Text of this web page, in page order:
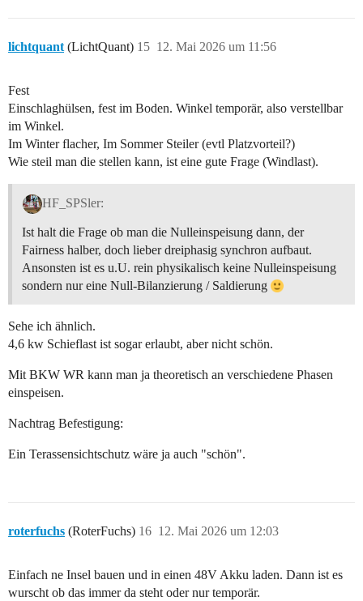
lichtquant (LichtQuant) 12. Mai 2026 um 11:56
15
Fest
Einschlaghülsen, fest im Boden. Winkel temporär, also verstellbar
im Winkel.
Im Winter flacher, Im Sommer Steiler (evtl Platzvorteil?)
Wie steil man die stellen kann, ist eine gute Frage (Windlast).
HF_SPSler:
Ist halt die Frage ob man die Nulleinspeisung dann, der
Fairness halber, doch lieber dreiphasig synchron aufbaut.
Ansonsten ist es u.U. rein physikalisch keine Nulleinspeisung
sondern nur eine Null-Bilanzierung / Saldierung
Sehe ich ähnlich.
4,6 kw Schieflast ist sogar erlaubt, aber nicht schön.
Mit BKW WR kann man ja theoretisch an verschiedene Phasen
einspeisen.
Nachtrag Befestigung:
Ein Terassensichtschutz wäre ja auch "schön".
roterfuchs (RoterFuchs) 12. Mai 2026 um 12:03
16
Einfach ne Insel bauen und in einen 48V Akku laden. Dann ist es
wurscht ob das immer da steht oder nur temporär.